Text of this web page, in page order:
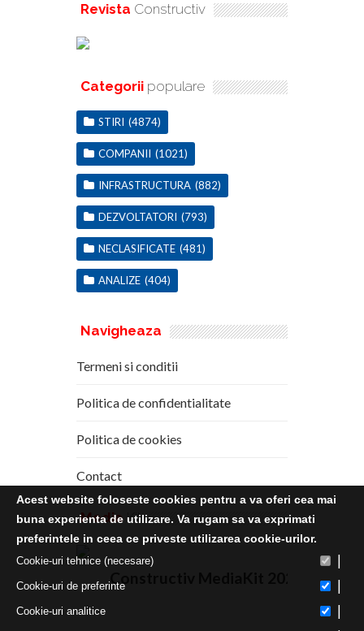
Revista Constructiv
Categorii populare
STIRI (4874)
COMPANII (1021)
INFRASTRUCTURA (882)
DEZVOLTATORI (793)
NECLASIFICATE (481)
ANALIZE (404)
Navigheaza
Termeni si conditii
Politica de confidentialitate
Politica de cookies
Contact
Media Kit
Constructiv MediaKit 2020
Acest website foloseste cookies pentru a va oferi cea mai
buna experienta de utilizare. Va rugam sa va exprimati
preferintele in ceea ce priveste utilizarea cookie-urilor.
Cookie-uri tehnice (necesare)
Cookie-uri de preferinte
Cookie-uri analitice